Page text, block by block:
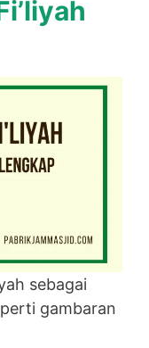
sebagai
gambaran